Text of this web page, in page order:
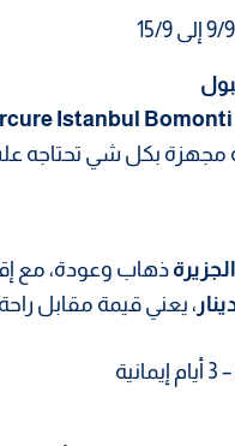
Istanbul Bomonti
مجهزة بكل شي
ذهاب وعودة، مع
، يعني قيمة مقابل